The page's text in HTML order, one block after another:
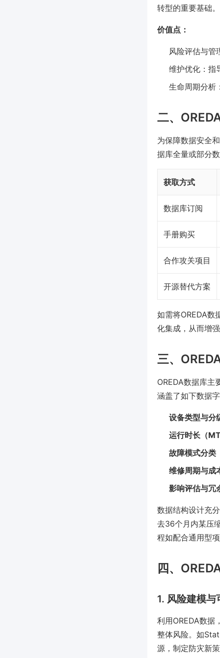
转型的重要基础。
价值点：
风险评估与管
维护优化：指
生命周期分析
二、
为保障数据安全
据库全量或部分
获取方式
数据库订阅
手册购买
合作攻关项目
开源替代方案
如需将OREDA数
化集成，从而增
三、
OREDA数据库主
涵盖了如下数据
设备类型与分
运行时长（
故障模式分类
维修周期与成
影响评估与冗
数据结构设计充
去36个月内某压
程如配合通用型
四、
1. 风险建模与
利用OREDA数据
整体风险。如
源，制定防灾新